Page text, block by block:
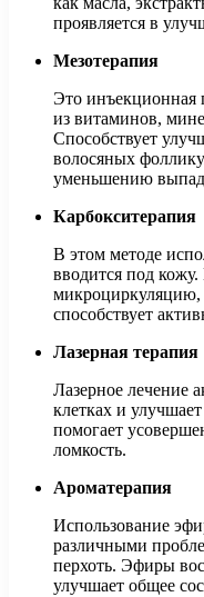
проявляется в
Мезотерапия
Это инъекционная
из витаминов,
Способствует
волосяных
уменьшению
Карбокситерапия
В этом методе
вводится под
микроциркуляцию,
способствует
Лазерная терапия
Лазерное лечение
клетках и
помогает
ломкость.
Ароматерапия
Использование
различными
перхоть. Эфиры
улучшает общее